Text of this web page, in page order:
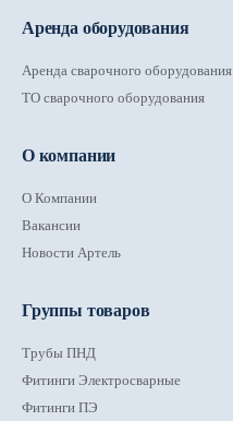
Аренда оборудования
Аренда сварочного оборудования
ТО сварочного оборудования
О компании
О Компании
Вакансии
Новости Артель
Группы товаров
Трубы ПНД
Фитинги Электросварные
Фитинги ПЭ